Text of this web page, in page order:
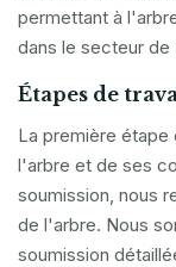
permettant à
dans le secteur
Étapes de
La première étape
l'arbre et de ses
soumission, nous
de l'arbre. Nous
soumission